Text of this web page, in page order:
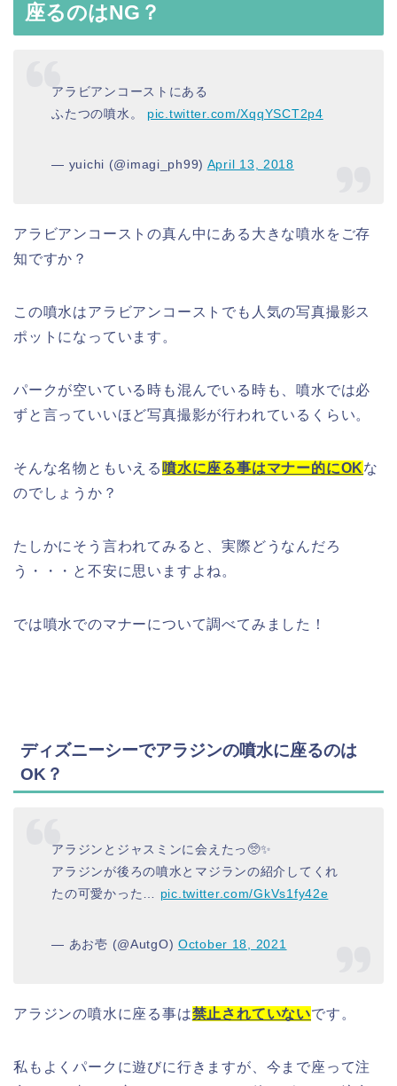
座るのはNG？
アラビアンコーストにある
ふたつの噴水。 pic.twitter.com/XqqYSCT2p4
— yuichi (@imagi_ph99) April 13, 2018
アラビアンコーストの真ん中にある大きな噴水をご存
知ですか？
この噴水はアラビアンコーストでも人気の写真撮影ス
ポットになっています。
パークが空いている時も混んでいる時も、噴水では必
ずと言っていいほど写真撮影が行われているくらい。
そんな名物ともいえる 噴水に座る事はマナー的にOKな
のでしょうか？
たしかにそう言われてみると、実際どうなんだろ
う・・・と不安に思いますよね。
では噴水でのマナーについて調べてみました！
ディズニーシーでアラジンの噴水に座るのは
OK？
アラジンとジャスミンに会えたっ🥺✨
アラジンが後ろの噴水とマジランの紹介してくれ
たの可愛かった… pic.twitter.com/GkVs1fy42e
— あお壱 (@AutgO) October 18, 2021
アラジンの噴水に座る事は禁止されていないです。
私もよくパークに遊びに行きますが、今まで座って注